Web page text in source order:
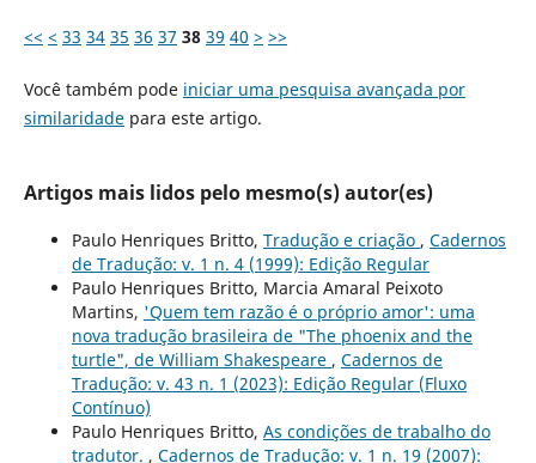
<< < 33 34 35 36 37 38 39 40 > >>
Você também pode iniciar uma pesquisa avançada por
similaridadepara este artigo.
Artigos mais lidos pelo mesmo(s) autor(es)
Paulo Henriques Britto, Tradução e criação , Cadernos
de Tradução: v. 1 n. 4 (1999): Edição Regular
Paulo Henriques Britto, Marcia Amaral Peixoto
Martins, 'Quem tem razão é o próprio amor': uma
nova tradução brasileira de "The phoenix and the
turtle", de William Shakespeare , Cadernos de
Tradução: v. 43 n. 1 (2023): Edição Regular (Fluxo
Contínuo)
Paulo Henriques Britto, As condições de trabalho do
tradutor. , Cadernos de Tradução: v. 1 n. 19 (2007):